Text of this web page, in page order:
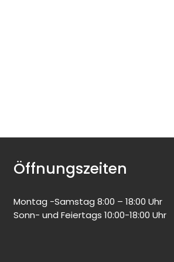
Öffnungszeiten
Montag -Samstag 8:00 – 18:00 Uhr
Sonn- und Feiertags 10:00-18:00 Uhr